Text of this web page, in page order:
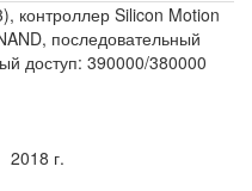
контроллер Silicon Motion
последовательный
доступ: 390000/380000
2018 г.